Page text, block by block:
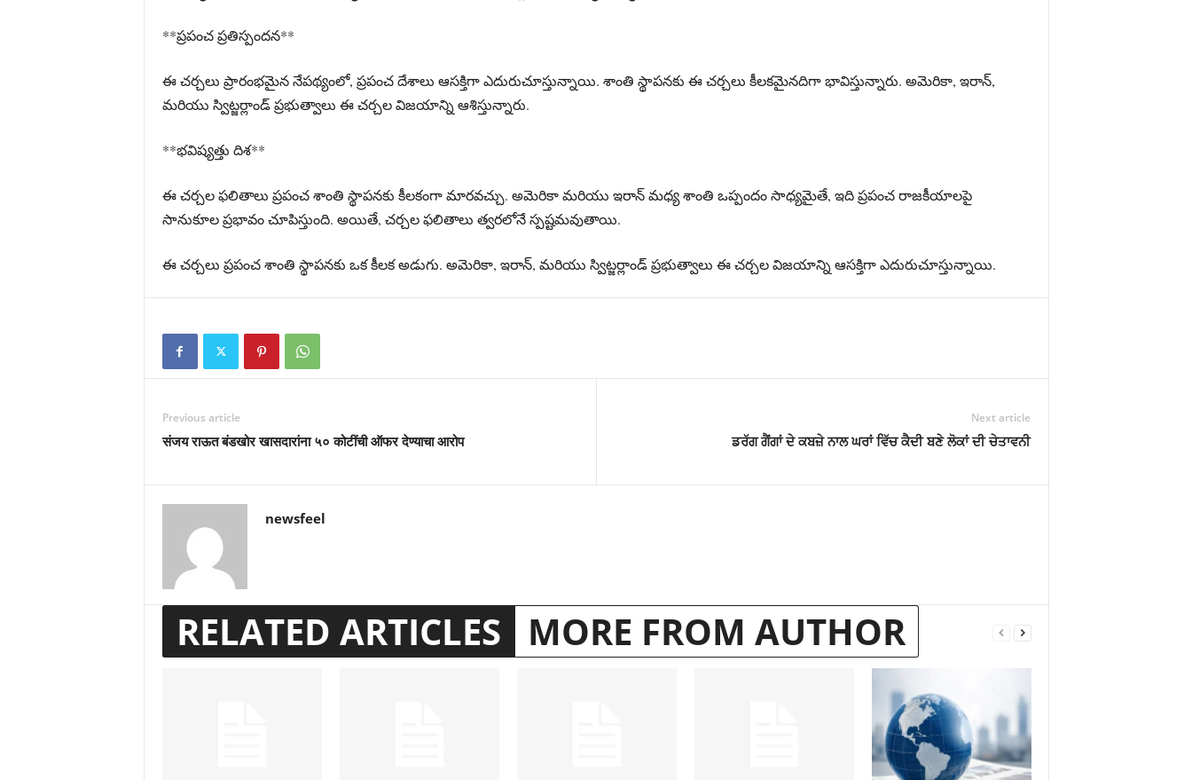
**ప్రపంచ ప్రతిస్పందన**
ఈ చర్చలు ప్రారంభమైన నేపథ్యంలో, ప్రపంచ దేశాలు ఆసక్తిగా ఎదురుచూస్తున్నాయి. శాంతి స్థాపనకు ఈ చర్చలు కీలకమైనదిగా భావిస్తున్నారు. అమెరికా, ఇరాన్,
మరియు స్విట్జర్లాండ్ ప్రభుత్వాలు ఈ చర్చల విజయాన్ని ఆశిస్తున్నారు.
**భవిష్యత్తు దిశ**
ఈ చర్చల ఫలితాలు ప్రపంచ శాంతి స్థాపనకు కీలకంగా మారవచ్చు. అమెరికా మరియు ఇరాన్ మధ్య శాంతి ఒప్పందం సాధ్యమైతే, ఇది ప్రపంచ రాజకీయాలపై
సానుకూల ప్రభావం చూపిస్తుంది. అయితే, చర్చల ఫలితాలు త్వరలోనే స్పష్టమవుతాయి.
ఈ చర్చలు ప్రపంచ శాంతి స్థాపనకు ఒక కీలక అడుగు. అమెరికా, ఇరాన్, మరియు స్విట్జర్లాండ్ ప్రభుత్వాలు ఈ చర్చల విజయాన్ని ఆసక్తిగా ఎదురుచూస్తున్నాయి.
Previous article
संजय राऊत बंडखोर खासदारांना ५० कोटींची ऑफर देण्याचा आरोप
Next article
ਡਰੱਗ ਗੈਂਗਾਂ ਦੇ ਕਬਜ਼ੇ ਨਾਲ ਘਰਾਂ ਵਿੱਚ ਕੈਦੀ ਬਣੇ ਲੋਕਾਂ ਦੀ ਚੇਤਾਵਨੀ
newsfeel
RELATED ARTICLES MORE FROM AUTHOR